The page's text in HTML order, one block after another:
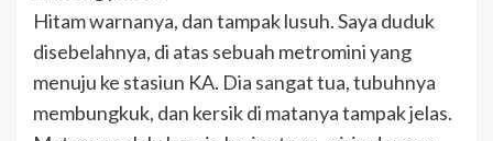
Hitam warnanya, dan tampak lusuh. Saya duduk
disebelahnya, di atas sebuah metromini yang
menuju ke stasiun KA. Dia sangat tua, tubuhnya
membungkuk, dan kersik di matanya tampak jelas.